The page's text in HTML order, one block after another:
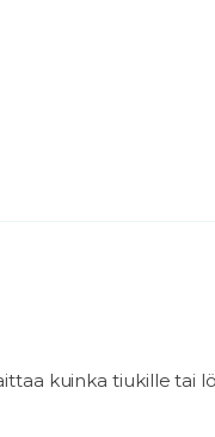
kuinka tiukille tai